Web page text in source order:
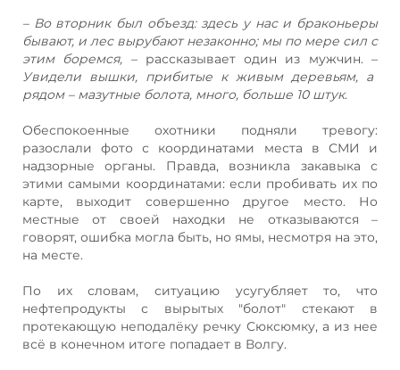
– Во вторник был объезд: здесь у нас и браконьеры
бывают, и лес вырубают незаконно; мы по мере сил с
этим боремся, – рассказывает один из мужчин. –
Увидели вышки, прибитые к живым деревьям, а
рядом – мазутные болота, много, больше 10 штук.
Обеспокоенные охотники подняли тревогу:
разослали фото с координатами места в СМИ и
надзорные органы. Правда, возникла закавыка с
этими самыми координатами: если пробивать их по
карте, выходит совершенно другое место. Но
местные от своей находки не отказываются –
говорят, ошибка могла быть, но ямы, несмотря на это,
на месте.
По их словам, ситуацию усугубляет то, что
нефтепродукты с вырытых "болот" стекают в
протекающую неподалёку речку Сюксюмку, а из нее
всё в конечном итоге попадает в Волгу.